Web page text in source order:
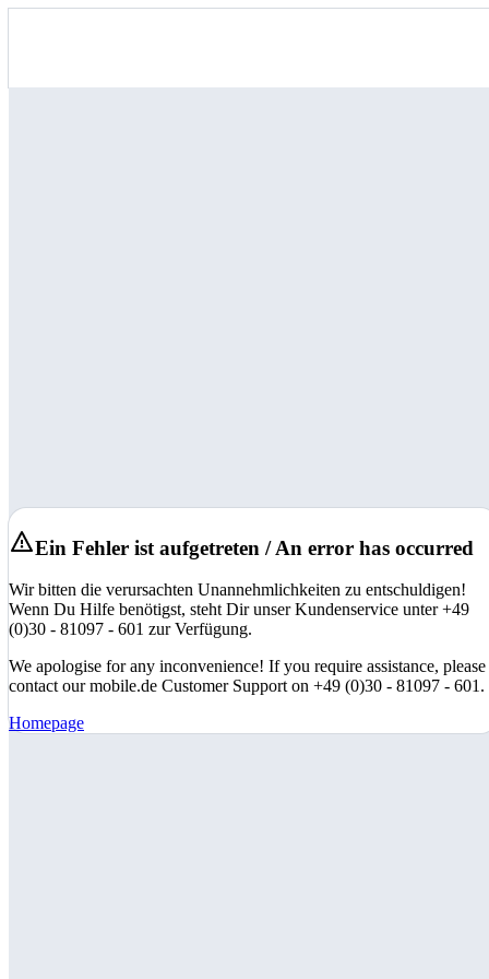
Ein Fehler ist aufgetreten / An error has occurred
Wir bitten die verursachten Unannehmlichkeiten zu entschuldigen!
Wenn Du Hilfe benötigst, steht Dir unser Kundenservice unter +49
(0)30 - 81097 - 601 zur Verfügung.
We apologise for any inconvenience! If you require assistance, please
contact our mobile.de Customer Support on +49 (0)30 - 81097 - 601.
Homepage